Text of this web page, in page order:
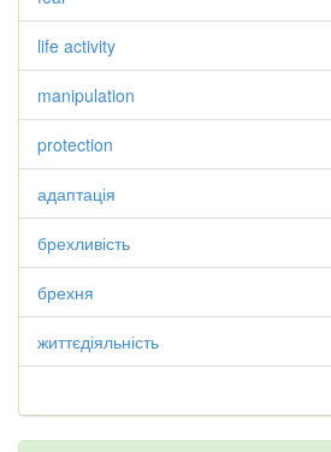
life activity
manipulation
protection
адаптація
брехливість
брехня
життєдіяльність